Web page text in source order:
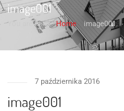
image001
You are here: Home image001
7 października 2016
image001